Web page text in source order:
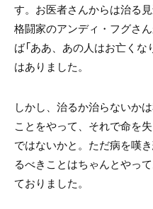
す。お医者さんからは治る
格闘家のアンディ・フグさ
ば「ああ、あの人はお亡く
はありました。
しかし、治るか治らないか
ことをやって、それで命を
ではないかと。ただ病を嘆
るべきことはちゃんとやっ
ておりました。